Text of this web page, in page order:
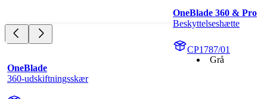
OneBlade
360-udskiftningsskær
OneBlade 360 & Pro
Beskyttelseshætte
CP1787/01
Grå